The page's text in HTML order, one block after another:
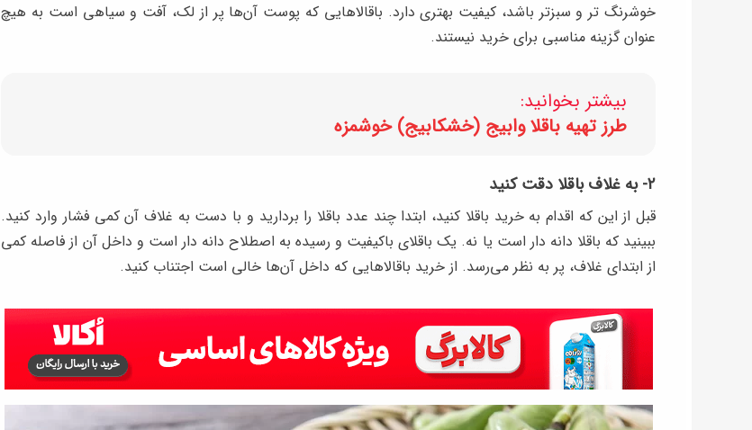
خوشرنگ تر و سبزتر باشد، کیفیت بهتری دارد. باقالاهایی که پوست آن‌ها پر از لک، آفت و سیاهی است به هیچ
عنوان گزینه مناسبی برای خرید نیستند.
بیشتر بخوانید:
طرز تهیه باقلا وابیج (خشکابیج) خوشمزه
۲- به غلاف باقلا دقت کنید
قبل از این که اقدام به خرید باقلا کنید، ابتدا چند عدد باقلا را بردارید و با دست به غلاف آن کمی فشار وارد کنید.
ببینید که باقلا دانه دار است یا نه. یک باقلای باکیفیت و رسیده به اصطلاح دانه دار است و داخل آن از فاصله کمی
از ابتدای غلاف، پر به نظر می‌رسد. از خرید باقالاهایی که داخل آن‌ها خالی است اجتناب کنید.